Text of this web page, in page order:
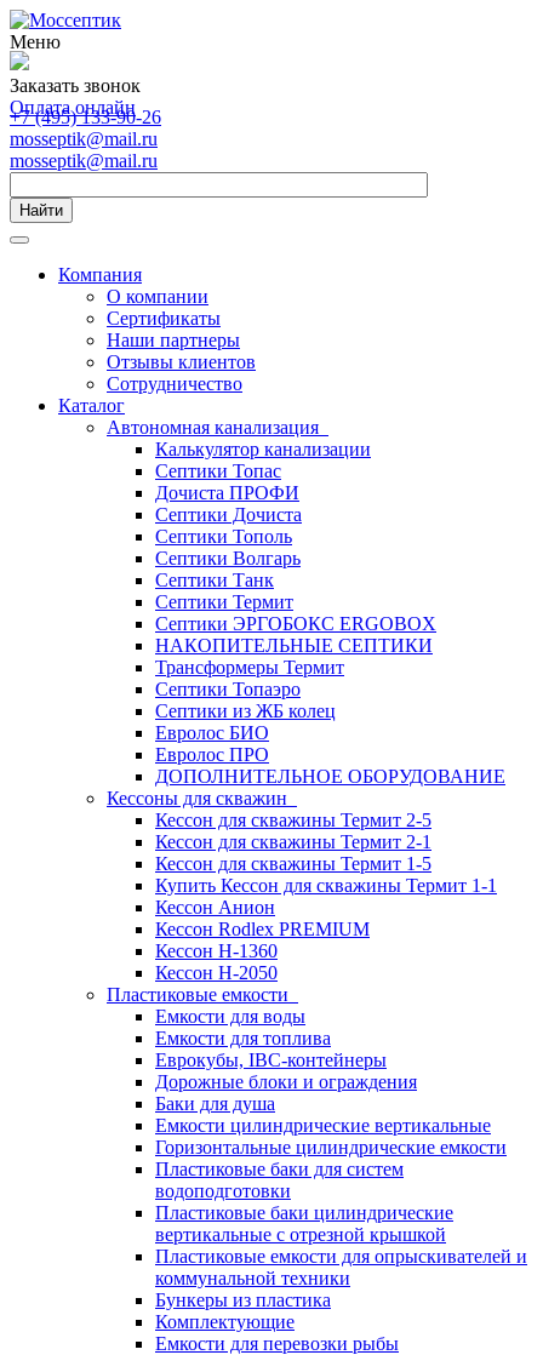
Меню
Заказать звонок
Оплата онлайн
+7 (495) 133-90-26
mosseptik@mail.ru
mosseptik@mail.ru
Найти
Компания
О компании
Сертификаты
Наши партнеры
Отзывы клиентов
Сотрудничество
Каталог
Автономная канализация
Калькулятор канализации
Септики Топас
Дочиста ПРОФИ
Септики Дочиста
Септики Тополь
Септики Волгарь
Септики Танк
Септики Термит
Септики ЭРГОБОКС ERGOBOX
НАКОПИТЕЛЬНЫЕ СЕПТИКИ
Трансформеры Термит
Септики Топаэро
Септики из ЖБ колец
Евролос БИО
Евролос ПРО
ДОПОЛНИТЕЛЬНОЕ ОБОРУДОВАНИЕ
Кессоны для скважин
Кессон для скважины Термит 2-5
Кессон для скважины Термит 2-1
Кессон для скважины Термит 1-5
Купить Кессон для скважины Термит 1-1
Кессон Анион
Кессон Rodlex PREMIUM
Кессон H-1360
Кессон H-2050
Пластиковые емкости
Емкости для воды
Емкости для топлива
Еврокубы, IBC-контейнеры
Дорожные блоки и ограждения
Баки для душа
Емкости цилиндрические вертикальные
Горизонтальные цилиндрические емкости
Пластиковые баки для систем
водоподготовки
Пластиковые баки цилиндрические
вертикальные с отрезной крышкой
Пластиковые емкости для опрыскивателей и
коммунальной техники
Бункеры из пластика
Комплектующие
Емкости для перевозки рыбы